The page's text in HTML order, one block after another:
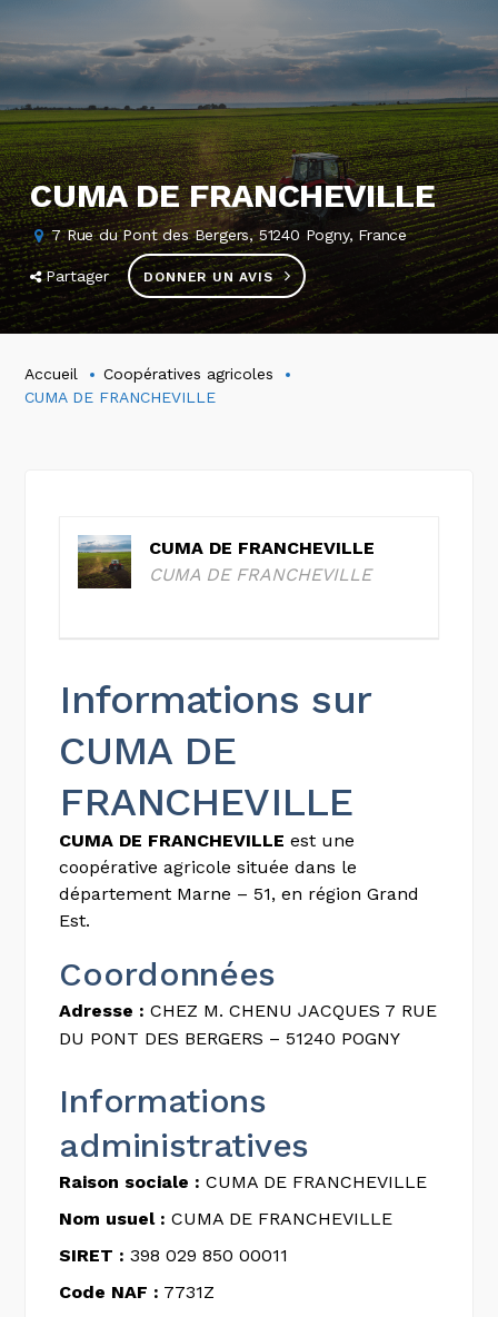
CUMA DE FRANCHEVILLE
7 Rue du Pont des Bergers, 51240 Pogny, France
Partager DONNER UN AVIS
Accueil
Coopératives agricoles
CUMA DE FRANCHEVILLE
CUMA DE FRANCHEVILLE
CUMA DE FRANCHEVILLE
Informations sur
CUMA DE
FRANCHEVILLE
CUMA DE FRANCHEVILLE est une
coopérative agricole située dans le
département Marne – 51, en région Grand
Est.
Coordonnées
Adresse : CHEZ M. CHENU JACQUES 7 RUE
DU PONT DES BERGERS – 51240 POGNY
Informations
administratives
Raison sociale : CUMA DE FRANCHEVILLE
Nom usuel : CUMA DE FRANCHEVILLE
SIRET : 398 029 850 00011
Code NAF : 7731Z